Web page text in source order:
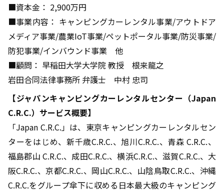
■資本金： 2,900万円
■事業内容： キャンピングカーレンタル事業/アウトドア
メディア事業/農業IoT事業/ペットポータル事業/防災事業/
防犯事業/インバウンド事業 他
■顧問： 早稲田大学大学院 教授 根来龍之
岩田合同法律事務所 弁護士 中村 忠司
【ジャパンキャンピングカーレンタルセンター（Japan
C.R.C.）サービス概要】
「Japan C.R.C.」は、東京キャンピングカーレンタルセン
ターをはじめ、新千歳C.R.C.、旭川C.R.C.、青森 C.R.C.、
福島郡山 C.R.C.、成田C.R.C.、横浜C.R.C.、滋賀C.R.C.、大
阪C.R.C.、京都C.R.C.、岡山C.R.C.、山陰鳥取C.R.C.、沖縄
C.R.C.をグループ傘下に収める日本最大級のキャンピング